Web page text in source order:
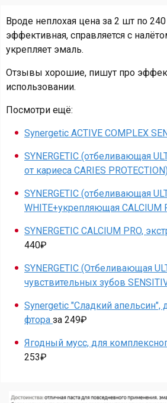
Вроде неплохая цена за 2 шт по 240
эффективная, справляется с
укрепляет эмаль.
Отзывы хорошие, пишут про
использовании.
Посмотри ещё:
Synergetic ACTIVE COMPLEX
SYNERGETIC (отбеливающая
от кариеса CARIES
SYNERGETIC (отбеливающая
WHITE+укрепляющая CALCIUM
SYNERGETIC CALCIUM PRO,
440₽
SYNERGETIC (Отбеливающая
чувствительных зубов
Synergetic "Сладкий апельсин",
фтора за 249₽
Ягодный мусс, для
253₽